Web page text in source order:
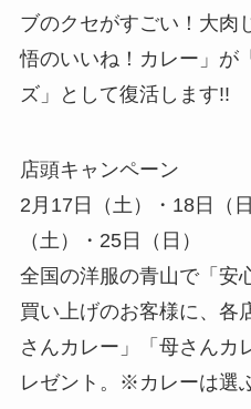
ブのクセがすごい！大肉
悟のいいね！カレー」が
ズ」として復活します!!
店頭キャンペーン
2月17日（土）・18日（
（土）・25日（日）
全国の洋服の青山で「安
買い上げのお客様に、各
さんカレー」「母さんカ
レゼント。※カレーは選